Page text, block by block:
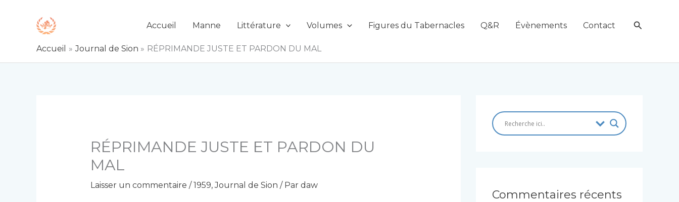
Accueil Manne Littérature Volumes Figures du Tabernacles Q&R Évènements Contact
Accueil Journal de Sion RÉPRIMANDE JUSTE ET PARDON DU MAL
RÉPRIMANDE JUSTE ET PARDON DU
MAL
Laisser un commentaire / 1959,Journal de Sion / Par daw
Commentaires récents